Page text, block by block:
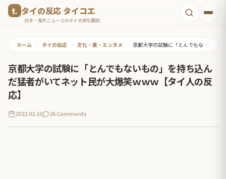
タイの反応 タイコエ
日本・海外ニュースのタイの声を翻訳
ホーム • タイの反応 • 文化・食・エンタメ • 京都大学の試験に「とんでもないもの」を持ち込んだ猛者がいてネット民が大爆笑ｗｗｗ【タイ人の反応】
京都大学の試験に「とんでもないもの」を持ち込ん
だ猛者がいてネット民が大爆笑ｗｗｗ【タイ人の反
応】
2022.02.10 26 Comments